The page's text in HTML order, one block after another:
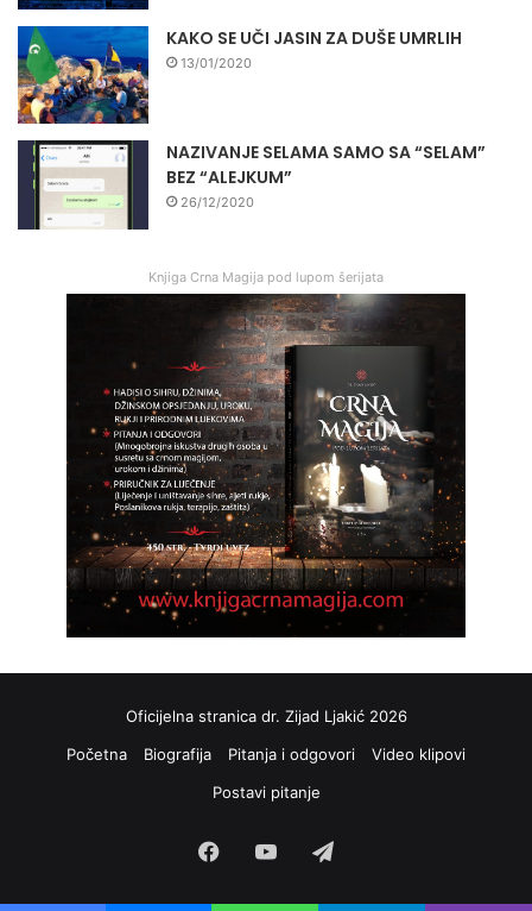
KAKO SE UČI JASIN ZA DUŠE UMRLIH
13/01/2020
NAZIVANJE SELAMA SAMO SA “SELAM”
BEZ “ALEJKUM”
26/12/2020
Knjiga Crna Magija pod lupom šerijata
Oficijelna stranica dr. Zijad Ljakić 2026
Početna
Biografija Pitanja i odgovori
Video klipovi
Postavi pitanje
FacebookYouTube